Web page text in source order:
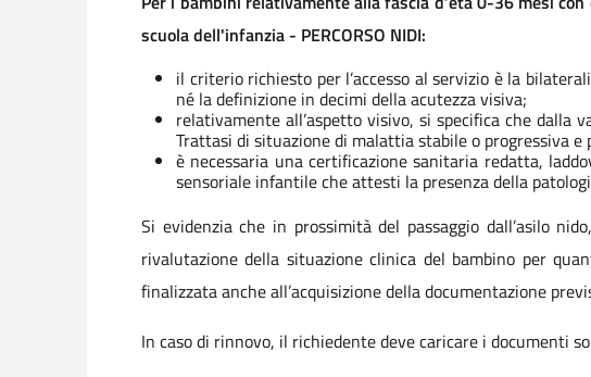
scuola dell'infanzia - PERCORSO NIDI:
il criterio richiesto per l’accesso al servizio è la
né la definizione in decimi della acutezza visiva;
relativamente all’aspetto visivo, si specifica che dalla
Trattasi di situazione di malattia stabile o progressiva
è necessaria una certificazione sanitaria redatta,
sensoriale infantile che attesti la presenza della
Si evidenzia che in prossimità del passaggio dall’asilo
rivalutazione della situazione clinica del bambino per
finalizzata anche all’acquisizione della documentazione
In caso di rinnovo, il richiedente deve caricare i documenti